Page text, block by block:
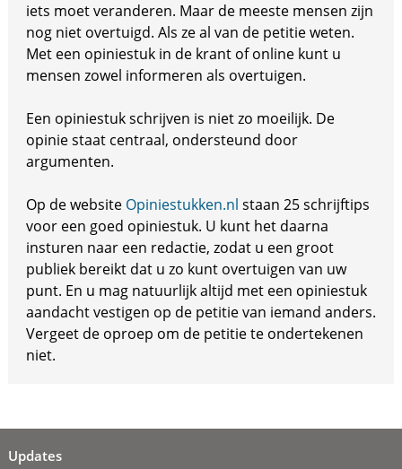
iets moet veranderen. Maar de meeste mensen zijn
nog niet overtuigd. Als ze al van de petitie weten.
Met een opiniestuk in de krant of online kunt u
mensen zowel informeren als overtuigen.
Een opiniestuk schrijven is niet zo moeilijk. De
opinie staat centraal, ondersteund door
argumenten.
Op de website Opiniestukken.nl staan 25 schrijftips
voor een goed opiniestuk. U kunt het daarna
insturen naar een redactie, zodat u een groot
publiek bereikt dat u zo kunt overtuigen van uw
punt. En u mag natuurlijk altijd met een opiniestuk
aandacht vestigen op de petitie van iemand anders.
Vergeet de oproep om de petitie te ondertekenen
niet.
Updates